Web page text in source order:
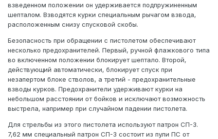
взведенном положении он удерживается подпружиненным
шепталом. Взводятся курки специальным рычагом взвода,
расположенным снизу спусковой скобы.
Безопасность при обращении с пистолетом обеспечивают
несколько предохранителей. Первый, ручной флажкового типа
во включенном положении блокирует шептало. Второй,
действующий автоматически, блокирует спуск при
незапертом блоке стволов, а третий - предохранительные
взводы курков. Предохранители удерживают курки на
небольшом расстоянии от бойков и исключают возможность
выстрела, например при случайном падении пистолета.
Для стрельбы из этого пистолета используют патрон СП-3.
7,62 мм специальный патрон СП-3 состоит из пули ПС от